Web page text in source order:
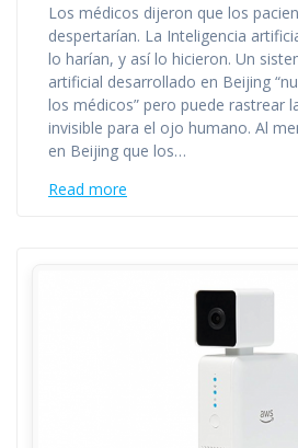
Los médicos dijeron que los
despertarían. La Inteligencia
lo harían, y así lo hicieron. Un
artificial desarrollado en Beijing
los médicos” pero puede rastrear
invisible para el ojo humano. Al
en Beijing que los…
Read more